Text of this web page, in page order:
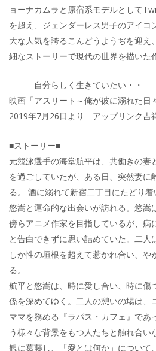
ョーナカムラと原宿系モデルとして
を超え、ジェンダーレス男子のアイコ
大な人気を誇るこんどうようぢを迎え
細なストーリーで現代の世界を描いた
―――自分らしく生きていたい・・
映画「アスリート～俺が彼に溺れた日
2019年7月26日より アップリンク
■ストーリー■
元競泳選手の海堂航平は、共働きの妻
を過ごしていたが、ある日、突然妻に
る。 酒に溺れて新宿二丁目にたどり
悠嵩と運命的な出会いが訪れる。悠嵩
傍らアニメ作家を目指しているが、病
と告白できずに思い詰めていた。二人
しか性の垣根を超えて惹かれ合い、や
る。
航平と悠嵩は、時に愛し合い、時に傷
係を深めてゆく。二人の憩いの場は、
ママを務める『ラパス・カフェ』であ
う様々な背景をもつ人たちと触れ合い
観に葛藤し、「愛とは何か」について